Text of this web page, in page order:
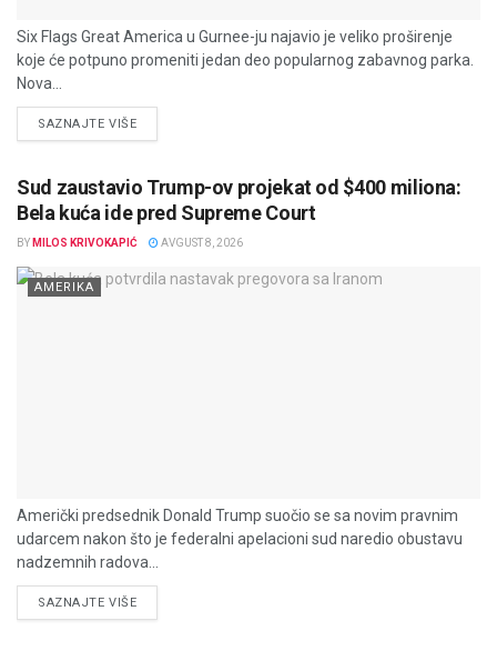
Six Flags Great America u Gurnee-ju najavio je veliko proširenje
koje će potpuno promeniti jedan deo popularnog zabavnog parka.
Nova...
SAZNAJTE VIŠEDETAILS
Sud zaustavio Trump-ov projekat od $400 miliona:
Bela kuća ide pred Supreme Court
BY MILOS KRIVOKAPIĆ AVGUST 8, 2026
AMERIKA
Američki predsednik Donald Trump suočio se sa novim pravnim
udarcem nakon što je federalni apelacioni sud naredio obustavu
nadzemnih radova...
SAZNAJTE VIŠEDETAILS